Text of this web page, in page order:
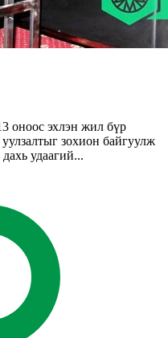
эхлэн жил бүр
зохион байгуулж
удаагий...